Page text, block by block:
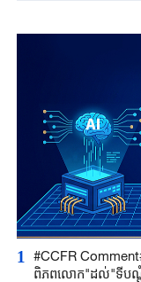
1
#CCFR
ពិភពលោក"ដល់"ទីបណ្